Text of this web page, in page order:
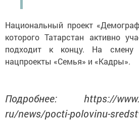
Национальный проект
которого Татарстан активно
подходит к концу. На
нацпроекты «Семья» и «Кадры».
Подробнее: https://
ru/news/pocti-polovinu-